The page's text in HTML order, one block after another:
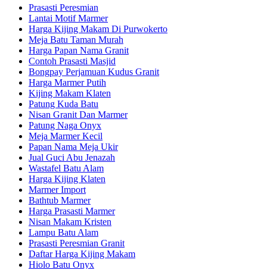
Prasasti Peresmian
Lantai Motif Marmer
Harga Kijing Makam Di Purwokerto
Meja Batu Taman Murah
Harga Papan Nama Granit
Contoh Prasasti Masjid
Bongpay Perjamuan Kudus Granit
Harga Marmer Putih
Kijing Makam Klaten
Patung Kuda Batu
Nisan Granit Dan Marmer
Patung Naga Onyx
Meja Marmer Kecil
Papan Nama Meja Ukir
Jual Guci Abu Jenazah
Wastafel Batu Alam
Harga Kijing Klaten
Marmer Import
Bathtub Marmer
Harga Prasasti Marmer
Nisan Makam Kristen
Lampu Batu Alam
Prasasti Peresmian Granit
Daftar Harga Kijing Makam
Hiolo Batu Onyx